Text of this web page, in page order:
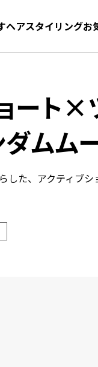
ヘアスタイリングお
お気
ート
ムム
した、アクティブ